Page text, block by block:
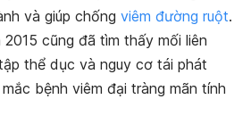
và giúp chống viêm đường ruột.
cũng đã tìm thấy mối liên
thể dục và nguy cơ tái phát
bệnh viêm đại tràng mãn tính